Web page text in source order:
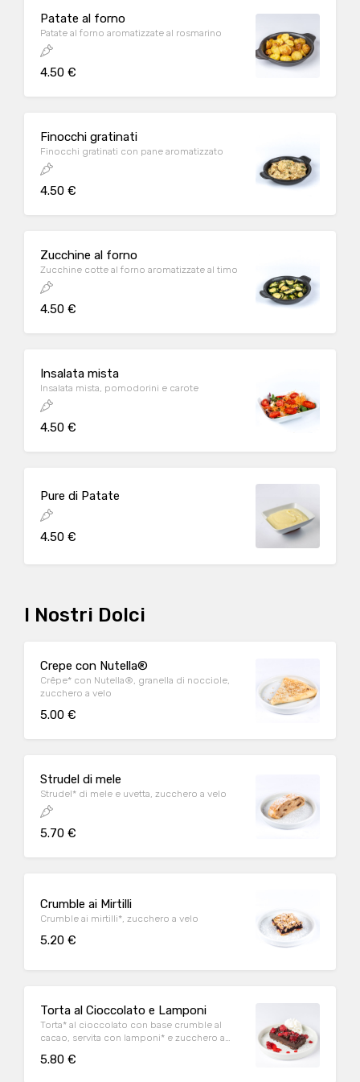
Patate al forno
Patate al forno aromatizzate al rosmarino
4.50 €
Finocchi gratinati
Finocchi gratinati con pane aromatizzato
4.50 €
Zucchine al forno
Zucchine cotte al forno aromatizzate al timo
4.50 €
Insalata mista
Insalata mista, pomodorini e carote
4.50 €
Pure di Patate
4.50 €
I Nostri Dolci
Crepe con Nutella®
Crêpe* con Nutella®, granella di nocciole,
zucchero a velo
5.00 €
Strudel di mele
Strudel* di mele e uvetta, zucchero a velo
5.70 €
Crumble ai Mirtilli
Crumble ai mirtilli*, zucchero a velo
5.20 €
Torta al Cioccolato e Lamponi
Torta* al cioccolato con base crumble al
cacao, servita con lamponi* e zucchero a
5.80 €